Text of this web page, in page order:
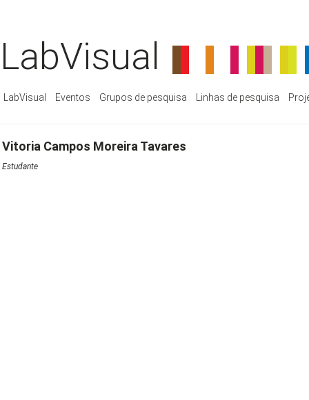
LabVisual
LabVisual Eventos Grupos de pesquisa Linhas de pesquisa
Vitoria Campos Moreira Tavares
Estudante